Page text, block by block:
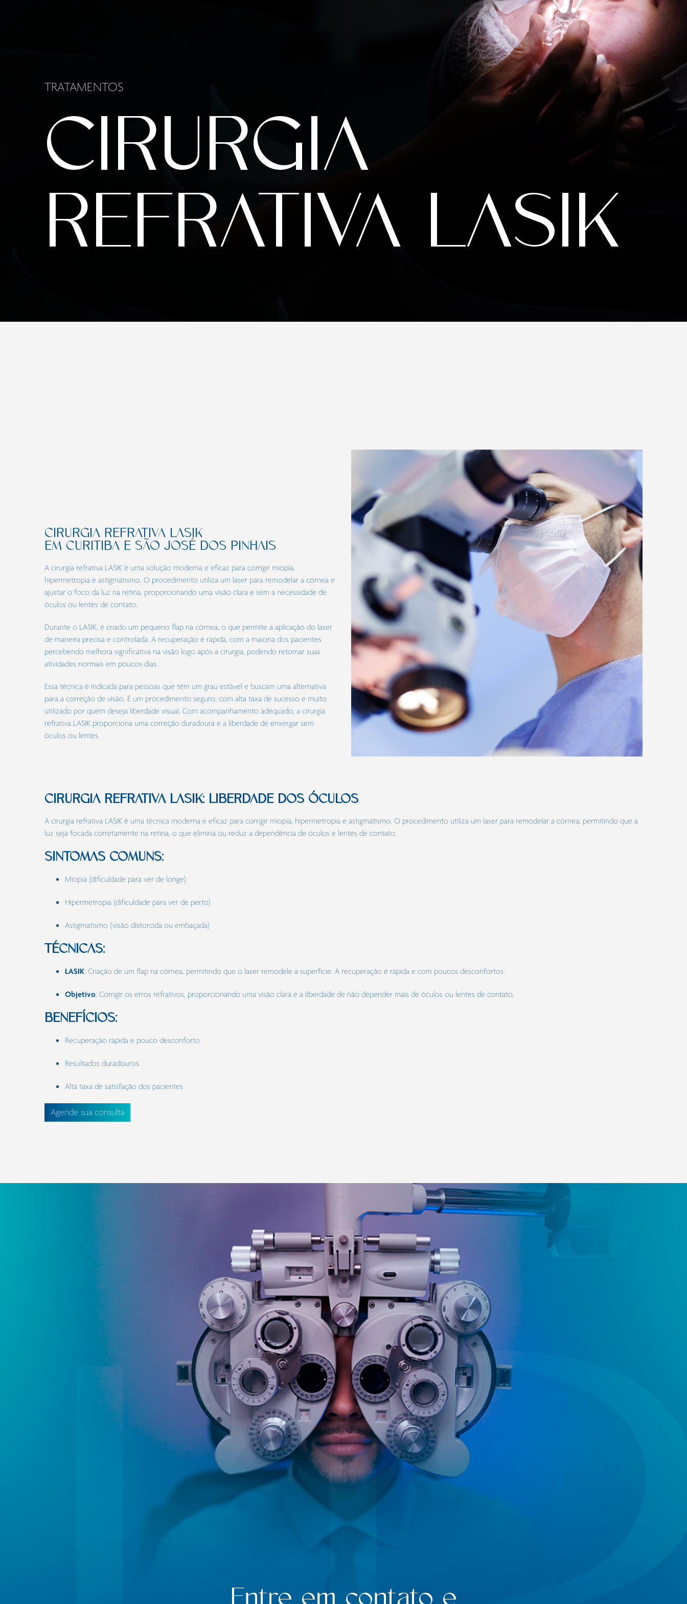
TRATAMENTOS
CIRURGIA
REFRATIVA LASIK
CIRURGIA REFRATIVA LASIK
EM CURITIBA E SÃO JOSÉ DOS PINHAIS
A cirurgia refrativa LASIK é uma solução moderna e eficaz para corrigir miopia,
hipermetropia e astigmatismo. O procedimento utiliza um laser para remodelar a córnea e
ajustar o foco da luz na retina, proporcionando uma visão clara e sem a necessidade de
óculos ou lentes de contato.
Durante o LASIK, é criado um pequeno flap na córnea, o que permite a aplicação do laser
de maneira precisa e controlada. A recuperação é rápida, com a maioria dos pacientes
percebendo melhora significativa na visão logo após a cirurgia, podendo retomar suas
atividades normais em poucos dias.
Essa técnica é indicada para pessoas que têm um grau estável e buscam uma alternativa
para a correção de visão. É um procedimento seguro, com alta taxa de sucesso e muito
utilizado por quem deseja liberdade visual. Com acompanhamento adequado, a cirurgia
refrativa LASIK proporciona uma correção duradoura e a liberdade de enxergar sem
óculos ou lentes.
CIRURGIA REFRATIVA LASIK: LIBERDADE DOS ÓCULOS
A cirurgia refrativa LASIK é uma técnica moderna e eficaz para corrigir miopia, hipermetropia e astigmatismo. O procedimento utiliza um laser para remodelar a córnea, permitindo que a
luz seja focada corretamente na retina, o que elimina ou reduz a dependência de óculos e lentes de contato.
SINTOMAS COMUNS:
Miopia (dificuldade para ver de longe)
Hipermetropia (dificuldade para ver de perto)
Astigmatismo (visão distorcida ou embaçada)
TÉCNICAS:
LASIK: Criação de um flap na córnea, permitindo que o laser remodele a superfície. A recuperação é rápida e com poucos desconfortos.
Objetivo: Corrigir os erros refrativos, proporcionando uma visão clara e a liberdade de não depender mais de óculos ou lentes de contato.
BENEFÍCIOS:
Recuperação rápida e pouco desconforto
Resultados duradouros
Alta taxa de satisfação dos pacientes
Agende sua consulta
Entre em contato e